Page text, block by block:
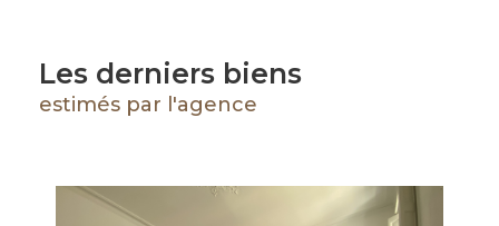
Téléphone *
Adresse email *
cohérente avec le prix moyen au m² à Nîmes et les
attentes des acheteurs potentiels.
pour établir une valeur réaliste et refléter le potentiel
de votre propriété.
Les derniers biens
estimés par l'agence